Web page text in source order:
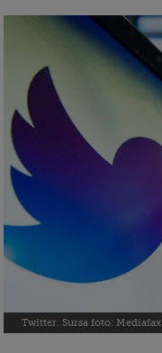
Twitter. Sursa foto: Mediafax